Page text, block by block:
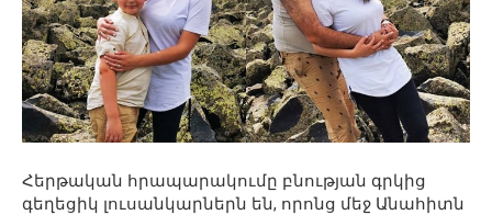
Հերթական հրապարակումը բնության գրկից
գեղեցիկ լուսանկարներն են, որոնց մեջ Անահիտն